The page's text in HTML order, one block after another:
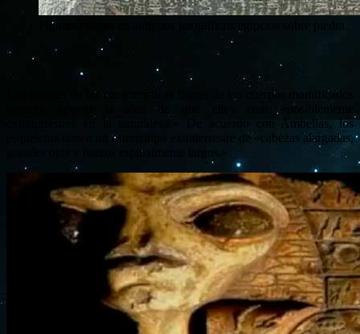
Figuras enanas en antiguos jeroglíficos egipcios sobre piedra.
Los detalles de las características físicas de los cuerpos momificados
parecen apoyar la idea de que ellos eran «posiblemente
extraterrestres en la naturaleza.» De acuerdo con Ambellas, los
esqueletos tienen un estereotipo extraterrestre de «cabezas alargadas,
grandes ojos y brazos espinalmente largos.»